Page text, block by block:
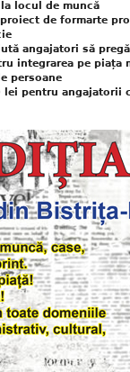
locul de muncă
proiect de formarte
angajatori să
integrarea pe piața
persoane
lei pentru angajatorii